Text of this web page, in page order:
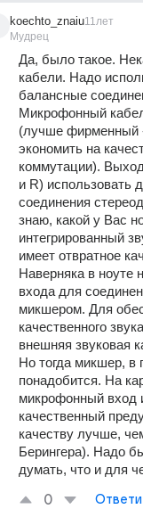
koechto_znaiu
Мудрец
11лет
Да, было такое.
кабели. Надо
балансные
Микрофонный
(лучше фирменный
экономить на
коммутации).
и R) использовать
соединения
знаю, какой у Вас
интегрированный
имеет отвратное
Наверняка в ноуте
входа для
микшером. Для
качественного
внешняя звуковая
Но тогда микшер, в
понадобится. На
микрофонный вход
качественный
качеству лучше,
Берингера). Надо
думать, что и для
0